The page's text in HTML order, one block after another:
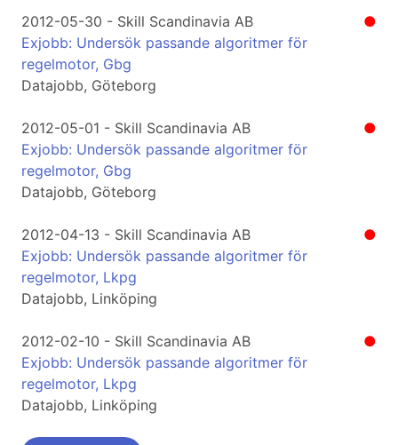
●
2012-05-30 - Skill Scandinavia AB
Exjobb: Undersök passande algoritmer för
regelmotor, Gbg
Datajobb, Göteborg
●
2012-05-01 - Skill Scandinavia AB
Exjobb: Undersök passande algoritmer för
regelmotor, Gbg
Datajobb, Göteborg
●
2012-04-13 - Skill Scandinavia AB
Exjobb: Undersök passande algoritmer för
regelmotor, Lkpg
Datajobb, Linköping
●
2012-02-10 - Skill Scandinavia AB
Exjobb: Undersök passande algoritmer för
regelmotor, Lkpg
Datajobb, Linköping